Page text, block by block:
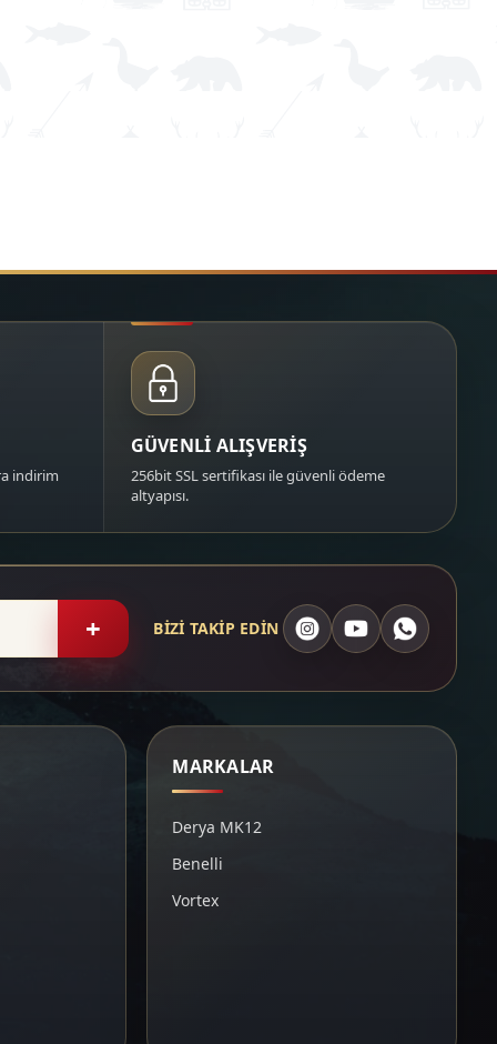
indirim
GÜVENLİ ALIŞVERİŞ
256bit SSL sertifikası ile güvenli ödeme
altyapısı.
+ BİZİ TAKİP EDİN
MARKALAR
Derya MK12
Benelli
Vortex